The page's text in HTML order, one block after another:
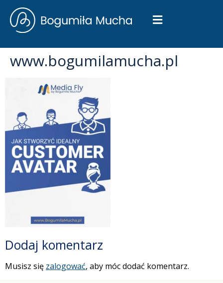
www.bogumilamucha.pl
Dodaj komentarz
Musisz się zalogować, aby móc dodać komentarz.